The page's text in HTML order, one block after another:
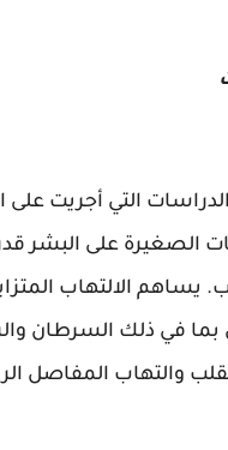
التي أجريت على
الصغيرة على البشر
يساهم الالتهاب
بما في ذلك السرطان
والتهاب المفاصل